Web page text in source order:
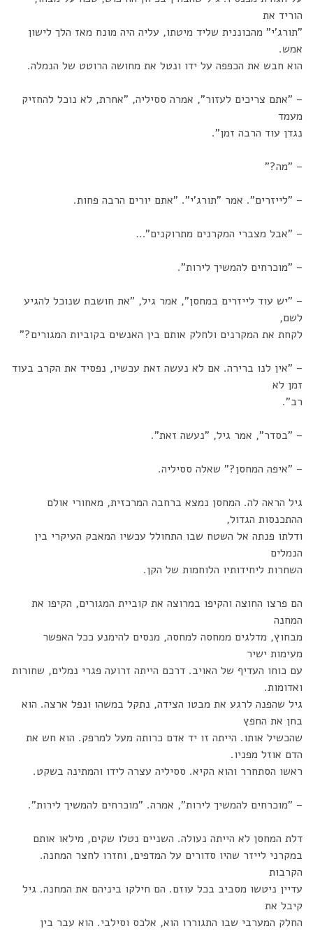
הוריד את
"תורג'י" מהכוננית שליד מיטתו, עליה היה מונח מאז הלך לישון
אמש.
הוא חבש את הכפפה על ידו ונטל את מחושה הרוטט של הנמלה.
– "אתם צריכים לעזור", אמרה ססיליה, "אחרת, לא נוכל להחזיק
מעמד
נגדן עוד הרבה זמן".
– "מה?"
– "לייזרים". אמר "תורג'י". "אתם יורים הרבה פחות.
– "אבל מצברי המקרנים מתרוקנים"…
– "מוכרחים להמשיך לירות".
– "יש עוד לייזרים במחסן", אמר גיל, "את חושבת שנוכל להגיע
לשם,
לקחת את המקרנים ולחלק אותם בין האנשים בקוביות המגורים?"
– "אין לנו ברירה. אם לא נעשה זאת עכשיו, נפסיד את הקרב בעוד
זמן לא
רב".
– "בסדר", אמר גיל, "נעשה זאת".
– "איפה המחסן?" שאלה ססיליה.
גיל הראה לה. המחסן נמצא ברחבה המרכזית, מאחורי אולם
ההתכנסות הגדול,
ודלתו פנתה אל השטח שבו התחולל עכשיו המאבק העיקרי בין
הנמלים
השחרות ליחידותיו הלוחמות של הקן.
הם פרצו החוצה והקיפו במרוצה את קוביית המגורים, הקיפו את
המחנה
מבחוץ, מדלגים ממחסה למחסה, מנסים להימנע ככל האפשר
מעימות ישיר
עם כוחו העדיף של האויב. דרכם הייתה זרועה פגרי נמלים, שחורות
ואדומות.
גיל שהפנה לרגע את מבטו הצידה, נתקל במשהו ונפל ארצה. הוא
בחן את החפץ
שהכשיל אותו. הייתה זו יד אדם כרותה מעל למרפק. הוא חש את
הדם אוזל מפניו.
ראשו הסתחרר והוא הקיא. ססיליה עצרה לידו והמתינה בשקט.
– "מוכרחים להמשיך לירות", אמרה. "מוכרחים להמשיך לירות".
דלת המחסן לא הייתה נעולה. השניים נטלו שקים, מילאו אותם
במקרני לייזר שהיו סדורים על המדפים, וחזרו לחצר המחנה.
הקרבות
עדיין ניטשו מסביב בכל עוזם. הם חילקו ביניהם את המחנה. גיל
קיבל את
החלק המערבי שבו התגוררו הוא, אלכס וסילבי. הוא עבר בין